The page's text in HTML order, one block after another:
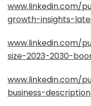
www.linkedin.com/
growth-insights-
www.linkedin.com/
size-2023-2030-
www.linkedin.com/
business-